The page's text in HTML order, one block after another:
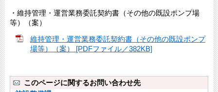
・維持管理・運営業務委託契約書（その他の既設ポンプ場
等）（案）
維持管理・運営業務委託契約書（その他の既設ポンプ
場等）（案） [PDFファイル／382KB]
このページに関するお問い合わせ先